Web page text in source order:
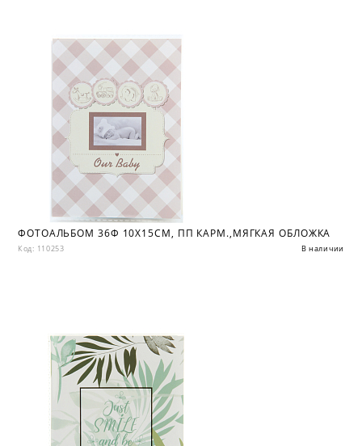
ФОТОАЛЬБОМ 36Ф 10X15СМ, ПП КАРМ.,МЯГКАЯ ОБЛОЖКА
Код: 110253 В наличии